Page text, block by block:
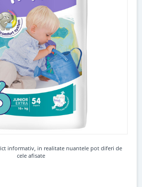
informativ, in realitate nuantele pot diferi de
cele afisate